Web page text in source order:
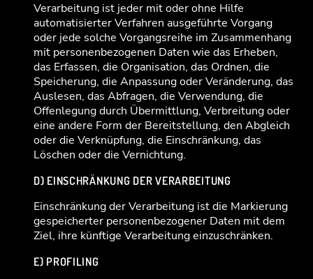
Verarbeitung ist jeder mit oder ohne Hilfe
automatisierter Verfahren ausgeführte Vorgang
oder jede solche Vorgangsreihe im Zusammenhang
mit personenbezogenen Daten wie das Erheben,
das Erfassen, die Organisation, das Ordnen, die
Speicherung, die Anpassung oder Veränderung, das
Auslesen, das Abfragen, die Verwendung, die
Offenlegung durch Übermittlung, Verbreitung oder
eine andere Form der Bereitstellung, den Abgleich
oder die Verknüpfung, die Einschränkung, das
Löschen oder die Vernichtung.
D) EINSCHRÄNKUNG DER VERARBEITUNG
Einschränkung der Verarbeitung ist die Markierung
gespeicherter personenbezogener Daten mit dem
Ziel, ihre künftige Verarbeitung einzuschränken.
E) PROFILING